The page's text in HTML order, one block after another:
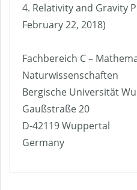
4. Relativity and Gravity
February 22, 2018)
Fachbereich C –
Naturwissenschaften
Bergische Universität
Gaußstraße 20
D-42119 Wuppertal
Germany